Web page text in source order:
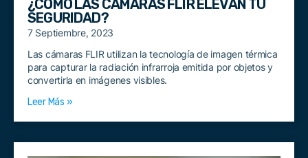
¿CÓMO LAS CÁMARAS FLIR ELEVAN TU
SEGURIDAD?
7 Septiembre, 2023
Las cámaras FLIR utilizan la tecnología de imagen térmica
para capturar la radiación infrarroja emitida por objetos y
convertirla en imágenes visibles.
Leer Más »